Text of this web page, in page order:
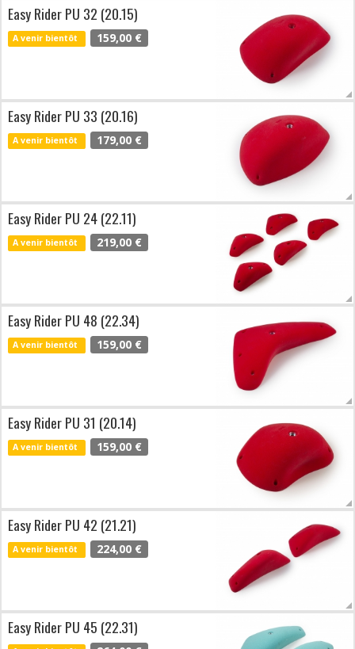
Easy Rider PU 32 (20.15)
A venir bientôt 159,00 €
Easy Rider PU 33 (20.16)
A venir bientôt 179,00 €
Easy Rider PU 24 (22.11)
A venir bientôt 219,00 €
Easy Rider PU 48 (22.34)
A venir bientôt 159,00 €
Easy Rider PU 31 (20.14)
A venir bientôt 159,00 €
Easy Rider PU 42 (21.21)
A venir bientôt 224,00 €
Easy Rider PU 45 (22.31)